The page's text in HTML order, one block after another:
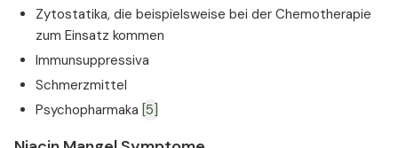
Zytostatika, die beispielsweise bei der Chemotherapie
zum Einsatz kommen
Immunsuppressiva
Schmerzmittel
Psychopharmaka [5]